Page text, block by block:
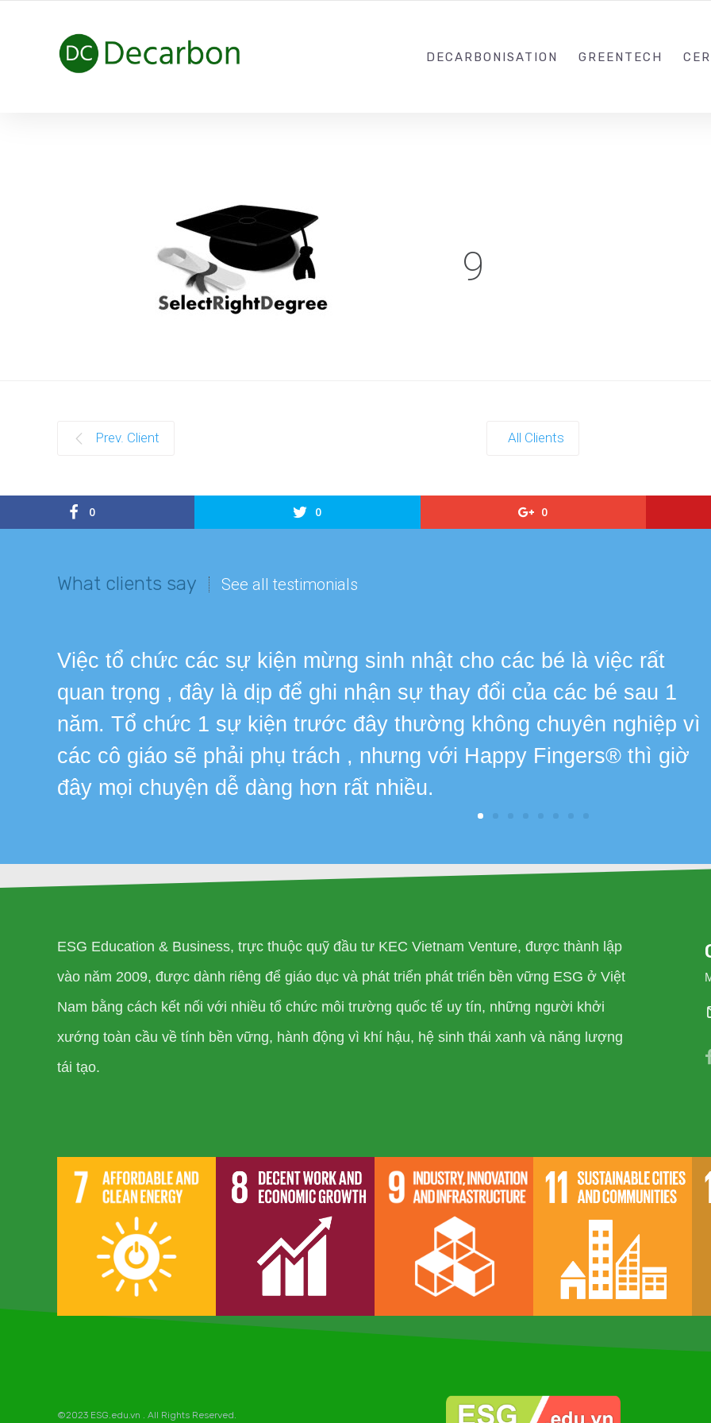
DECARBONISATION GREENTECH
9
Prev. Client All Clients
0 0 0
What clients say See all testimonials
Việc tổ chức các sự kiện mừng sinh nhật cho các bé là việc rất
quan trọng , đây là dịp để ghi nhận sự thay đổi của các bé sau 1
năm. Tổ chức 1 sự kiện trước đây thường không chuyên nghiệp vì
các cô giáo sẽ phải phụ trách , nhưng với Happy Fingers® thì giờ
đây mọi chuyện dễ dàng hơn rất nhiều.
ESG Education & Business, trực thuộc quỹ đầu tư KEC Vietnam Venture, được thành lập
vào năm 2009, được dành riêng để giáo dục và phát triển phát triển bền vững ESG ở Việt
Nam bằng cách kết nối với nhiều tổ chức môi trường quốc tế uy tín, những người khởi
xướng toàn cầu về tính bền vững, hành động vì khí hậu, hệ sinh thái xanh và năng lượng
tái tạo.
©2023 ESG.edu.vn . All Rights Reserved.